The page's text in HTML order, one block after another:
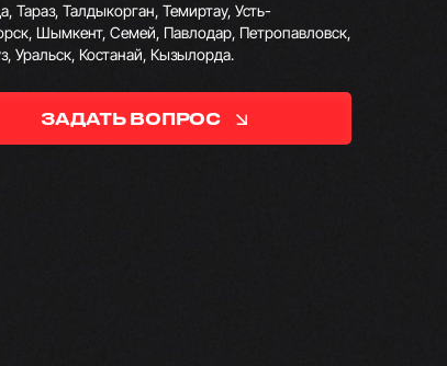
Тараз, Талдыкорган, Темиртау, Усть-
Шымкент, Семей, Павлодар, Петропавловск,
Уральск, Костанай, Кызылорда.
ЗАДАТЬ ВОПРОС